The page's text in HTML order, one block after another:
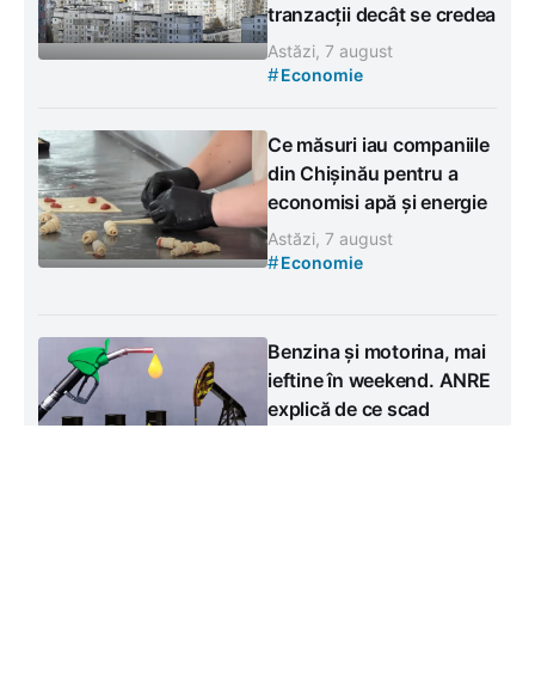
tranzacții decât se credea
Astăzi, 7 august
#Economie
Ce măsuri iau companiile
din Chișinău pentru a
economisi apă și energie
Astăzi, 7 august
#Economie
Benzina și motorina, mai
ieftine în weekend. ANRE
explică de ce scad